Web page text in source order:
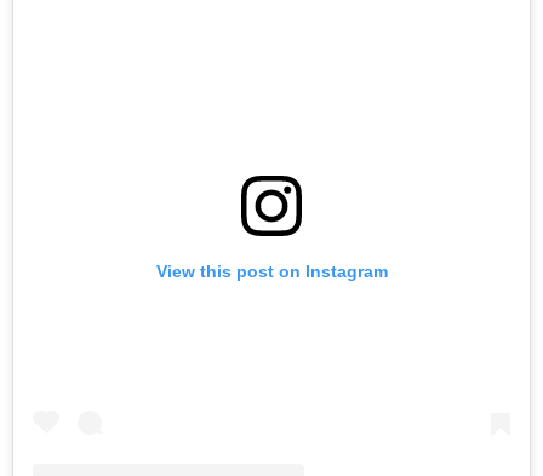
View this post on Instagram